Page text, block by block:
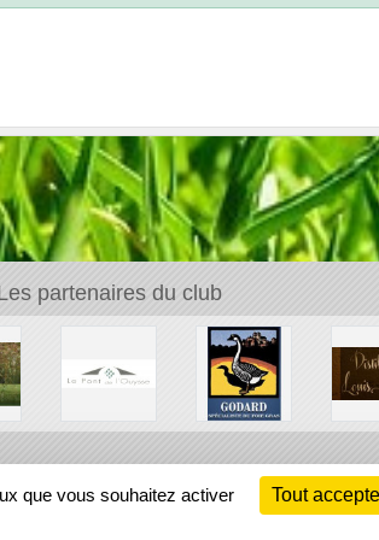
partenaires du club
que vous souhaitez activer Tout